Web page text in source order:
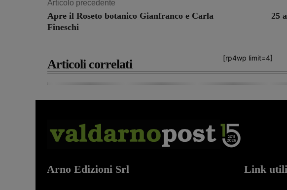
Articolo precedente
Apre il Roseto botanico Gianfranco e Carla
Fineschi
25
[rp4wp limit=4]
Articoli correlati
Arno Edizioni Srl Link utili